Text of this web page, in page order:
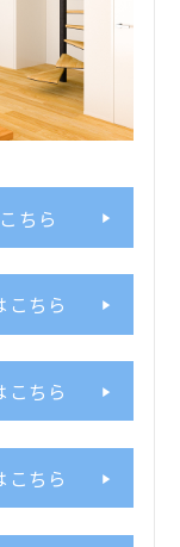
ちら
こちら
こちら
こちら